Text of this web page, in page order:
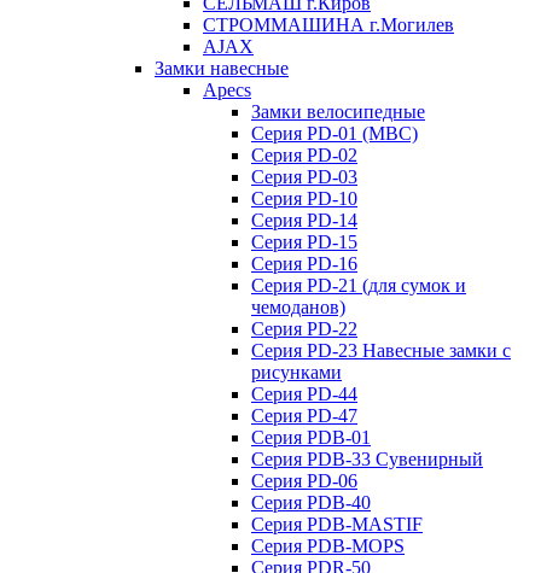
СТРОММАШИНА г.Могилев
AJAX
Замки навесные
Apecs
Замки велосипедные
Серия PD-01 (МВС)
Серия PD-02
Серия PD-03
Серия PD-10
Серия PD-14
Серия PD-15
Серия PD-16
Серия PD-21 (для сумок и
чемоданов)
Серия PD-22
Серия PD-23 Навесные замки с
рисунками
Серия PD-44
Серия PD-47
Серия PDB-01
Серия PDB-33 Сувенирный
Серия PD-06
Серия PDB-40
Серия PDB-MASTIF
Серия PDB-MOPS
Серия PDR-50